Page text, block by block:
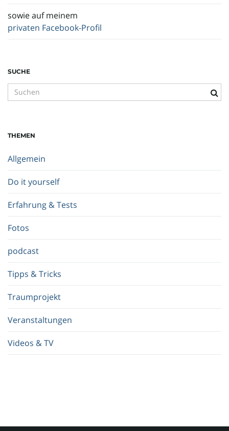
sowie auf meinem
privaten Facebook-Profil
SUCHE
u
b
g
i
f
f
.
.
.
THEMEN
Allgemein
Do it yourself
Erfahrung & Tests
Fotos
podcast
Tipps & Tricks
Traumprojekt
Veranstaltungen
Videos & TV